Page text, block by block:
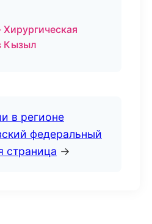
Кызыл
в регионе
федеральный
страница →